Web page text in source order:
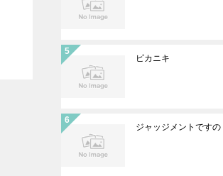
ピカニキ
ジャッジメントですの